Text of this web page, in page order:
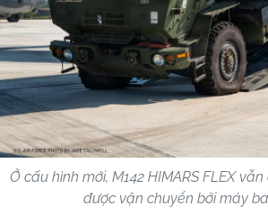
Ở cấu hình mới, M142 HIMARS FLEX
được vận chuyển bởi máy